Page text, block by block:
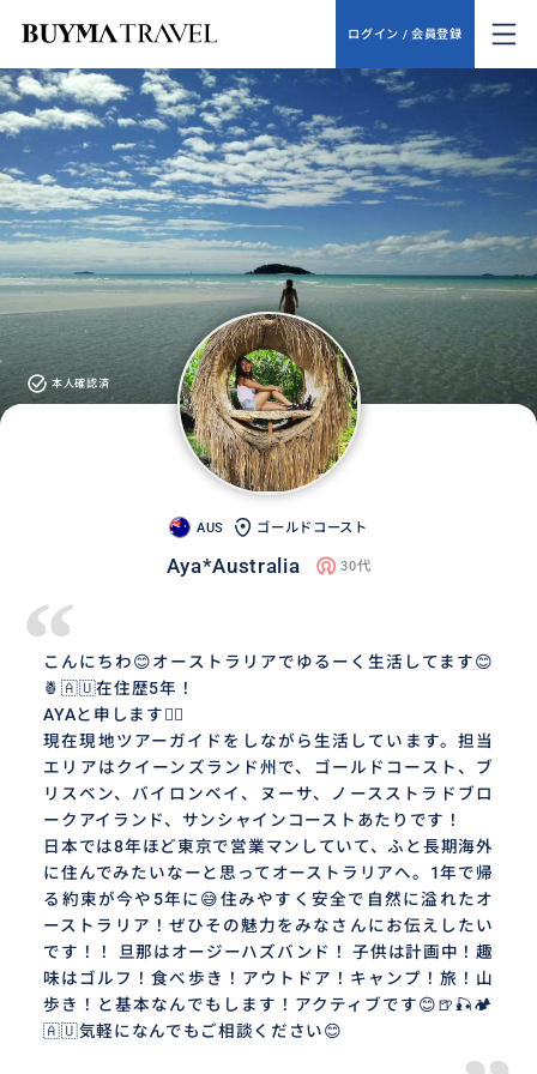
ログイン / 会員登録
本人確認済
AUS ゴールドコースト
Aya*Australia 30代
“
こんにちわ😊オーストラリアでゆるーく生活してます😊
🍍🇦🇺在住歴5年！
AYAと申します🙇‍♀️
現在現地ツアーガイドをしながら生活しています。担当
エリアはクイーンズランド州で、ゴールドコースト、ブ
リスベン、バイロンベイ、ヌーサ、ノースストラドブロ
ークアイランド、サンシャインコーストあたりです！
日本では8年ほど東京で営業マンしていて、ふと長期海外
に住んでみたいなーと思ってオーストラリアへ。1年で帰
る約束が今や5年に😅住みやすく安全で自然に溢れたオ
ーストラリア！ぜひその魅力をみなさんにお伝えしたい
です！！ 旦那はオージーハズバンド！ 子供は計画中！趣
味はゴルフ！食べ歩き！アウトドア！キャンプ！旅！山
歩き！と基本なんでもします！アクティブです😊🍺🎣🏕
🇦🇺気軽になんでもご相談ください😊